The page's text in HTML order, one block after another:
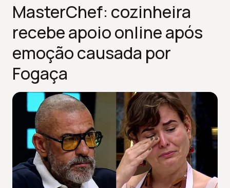
MasterChef: cozinheira
recebe apoio online após
emoção causada por
Fogaça